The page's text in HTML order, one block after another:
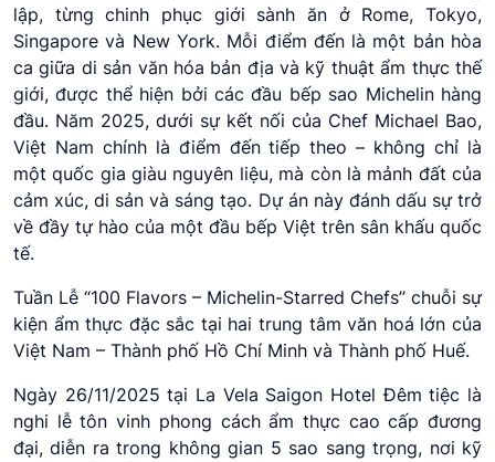
lập, từng chinh phục giới sành ăn ở Rome, Tokyo,
Singapore và New York. Mỗi điểm đến là một bản hòa
ca giữa di sản văn hóa bản địa và kỹ thuật ẩm thực thế
giới, được thể hiện bởi các đầu bếp sao Michelin hàng
đầu. Năm 2025, dưới sự kết nối của Chef Michael Bao,
Việt Nam chính là điểm đến tiếp theo – không chỉ là
một quốc gia giàu nguyên liệu, mà còn là mảnh đất của
cảm xúc, di sản và sáng tạo. Dự án này đánh dấu sự trở
về đầy tự hào của một đầu bếp Việt trên sân khấu quốc
tế.
Tuần Lễ “100 Flavors – Michelin-Starred Chefs” chuỗi sự
kiện ẩm thực đặc sắc tại hai trung tâm văn hoá lớn của
Việt Nam – Thành phố Hồ Chí Minh và Thành phố Huế.
Ngày 26/11/2025 tại La Vela Saigon Hotel Đêm tiệc là
nghi lễ tôn vinh phong cách ẩm thực cao cấp đương
đại, diễn ra trong không gian 5 sao sang trọng, nơi kỹ